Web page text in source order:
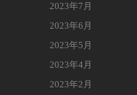
2023年7月
2023年6月
2023年5月
2023年4月
2023年2月